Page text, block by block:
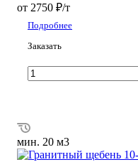
от 2750 ₽/т
Подробнее
Заказать
мин. 20 м3